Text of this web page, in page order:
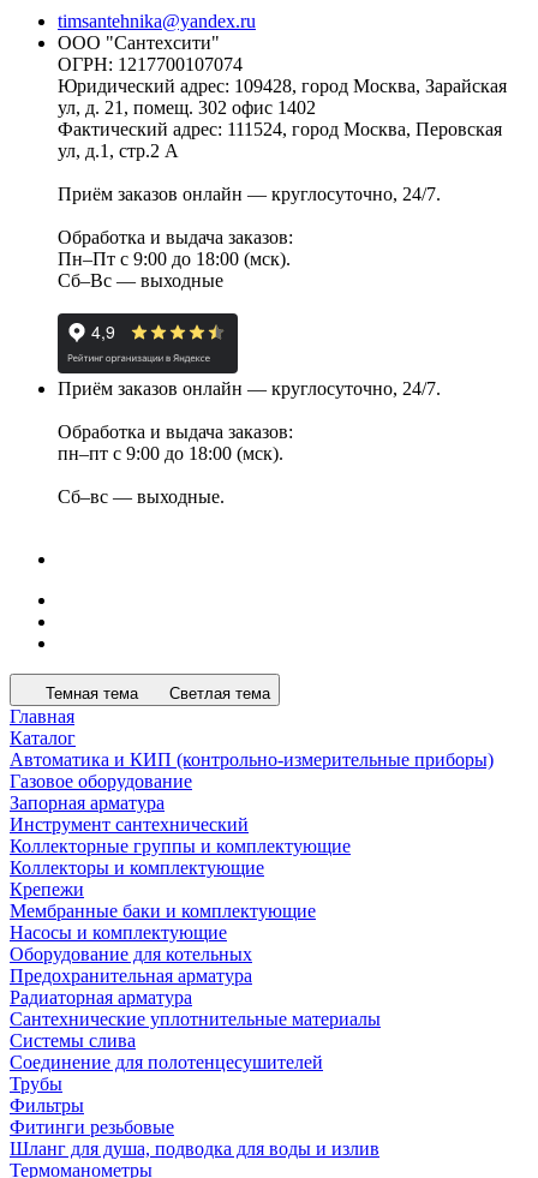
timsantehnika@yandex.ru
ООО "Сантехсити"
ОГРН: 1217700107074
Юридический адрес: 109428, город Москва, Зарайская
ул, д. 21, помещ. 302 офис 1402
Фактический адрес: 111524, город Москва, Перовская
ул, д.1, стр.2 А
Приём заказов онлайн — круглосуточно, 24/7.
Обработка и выдача заказов:
Пн–Пт с 9:00 до 18:00 (мск).
Сб–Вс — выходные
Приём заказов онлайн — круглосуточно, 24/7.
Обработка и выдача заказов:
пн–пт с 9:00 до 18:00 (мск).
Сб–вс — выходные.
Темная тема Светлая тема
Главная
Каталог
Автоматика и КИП (контрольно-измерительные приборы)
Газовое оборудование
Запорная арматура
Инструмент сантехнический
Коллекторные группы и комплектующие
Коллекторы и комплектующие
Крепежи
Мембранные баки и комплектующие
Насосы и комплектующие
Оборудование для котельных
Предохранительная арматура
Радиаторная арматура
Сантехнические уплотнительные материалы
Системы слива
Соединение для полотенцесушителей
Трубы
Фильтры
Фитинги резьбовые
Шланг для душа, подводка для воды и излив
Термоманометры